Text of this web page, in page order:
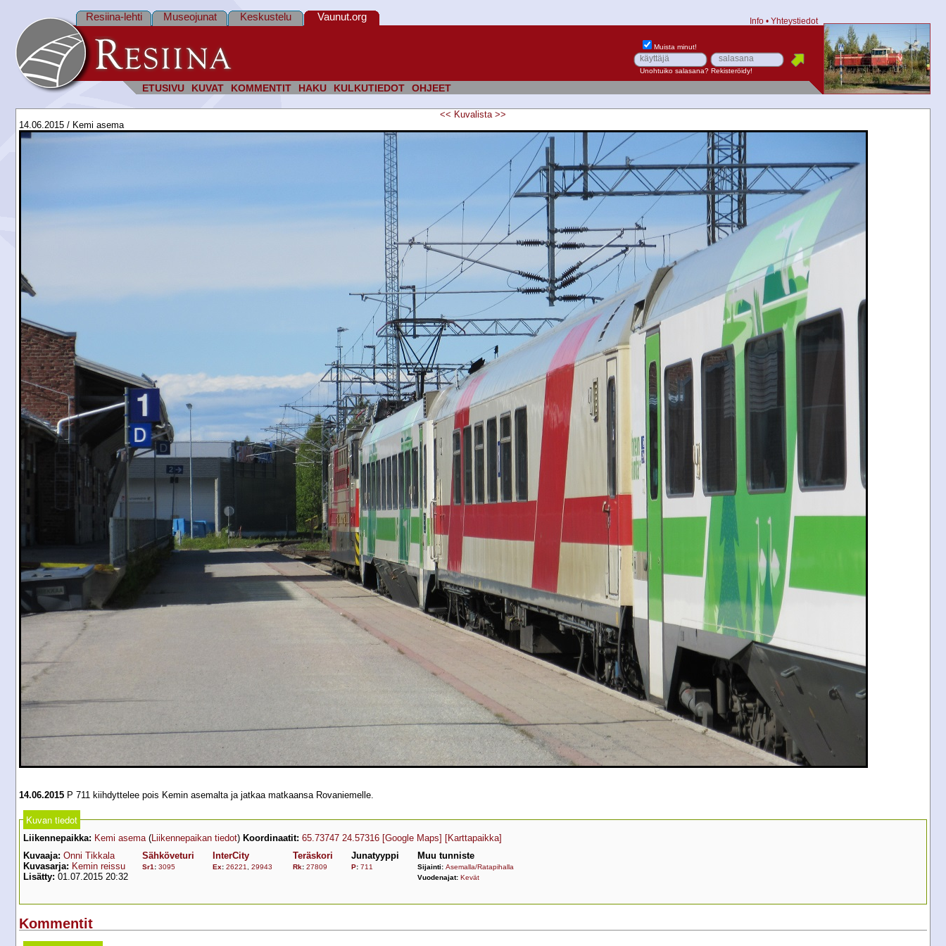
ETUSIVU KUVAT KOMMENTIT HAKU KULKUTIEDOT OHJEET
Resiina-lehti Museojunat Keskustelu Vaunut.org Info • Yhteystiedot
Muista minut!
Unohtuiko salasana? Rekisteröidy!
<< Kuvalista >>
14.06.2015 / Kemi asema
14.06.2015 P 711 kiihdyttelee pois Kemin asemalta ja jatkaa matkaansa Rovaniemelle.
Kuvan tiedot
Liikennepaikka: Kemi asema(Liikennepaikan tiedot) Koordinaatit: 65.73747 24.57316 [Google Maps] [Karttapaikka]
Kuvaaja: Onni Tikkala
Kuvasarja: Kemin reissu
Lisätty: 01.07.2015 20:32
Sähköveturi
Sr1 : 3095
InterCity
Ex: 26221 29943
Teräskori
Rk: 27809
Junatyyppi
P: 711
Muu tunniste
Sijainti: Asemalla/Ratapihalla
Vuodenajat: Kevät
Kommentit